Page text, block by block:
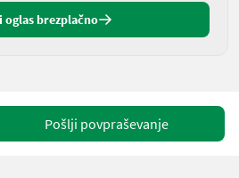
oglas brezplačno
Pošlji povpraševanje